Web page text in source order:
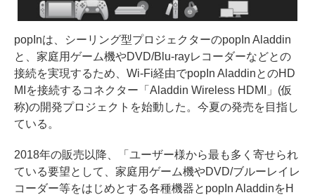
popInは、シーリング型プロジェクターのpopIn Aladdin
と、家庭用ゲーム機やDVD/Blu-rayレコーダーなどとの
接続を実現するため、Wi-Fi経由でpopIn AladdinとのHD
MIを接続するコネクター「Aladdin Wireless HDMI」(仮
称)の開発プロジェクトを始動した。今夏の発売を目指し
ている。
2018年の販売以降、「ユーザー様から最も多く寄せられ
ている要望として、家庭用ゲーム機やDVD/ブルーレイレ
コーダー等をはじめとする各種機器とpopIn AladdinをH